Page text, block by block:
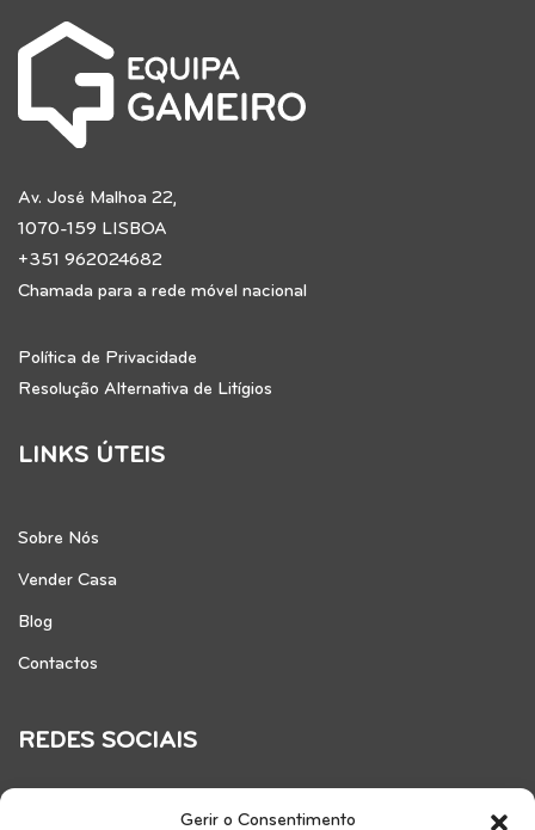
Gerir o Consentimento
Av. José Malhoa 22,
1070-159 LISBOA
+351 962024682
Chamada para a rede móvel nacional
Política de Privacidade
Resolução Alternativa de Litígios
LINKS ÚTEIS
Sobre Nós
Vender Casa
Blog
Contactos
REDES SOCIAIS